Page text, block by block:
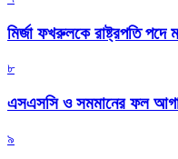
মির্জা ফখরুলকে রাষ্ট্রপতি পদে
৮
এসএসসি ও সমমানের ফল
৯